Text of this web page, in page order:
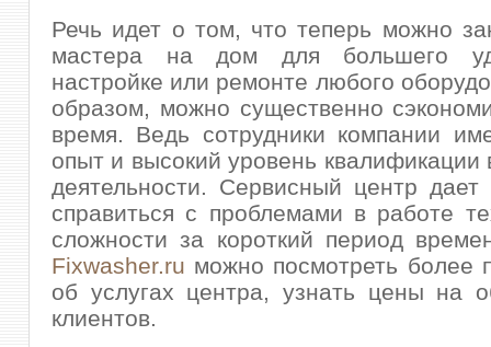
Речь идет о том, что теперь можно
мастера на дом для большего
настройке или ремонте любого
образом, можно существенно
время. Ведь сотрудники компании
опыт и высокий уровень квалификации
деятельности. Сервисный центр дает
справиться с проблемами в работе
сложности за короткий период
Fixwasher.ru можно посмотреть более
об услугах центра, узнать цены на
клиентов.